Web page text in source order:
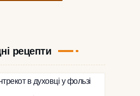
рецепти
в духовці у фользі